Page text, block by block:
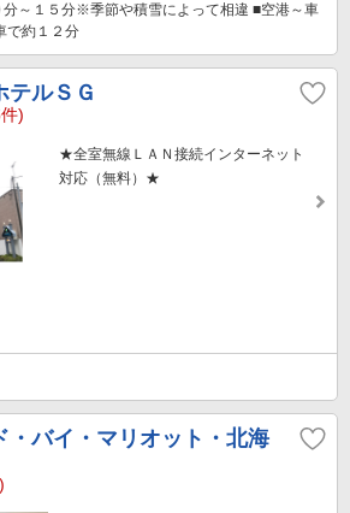
～１５分※季節や積雪によって相違 ■空港～車
車で約１２分
テルＳＧ
)
★全室無線ＬＡＮ接続インターネット
対応（無料）★
・バイ・マリオット・北海